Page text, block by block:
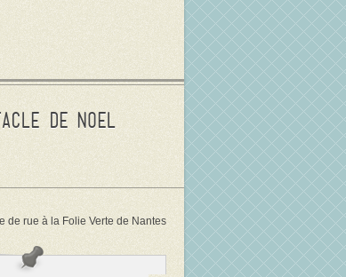
de Noel
de rue à la Folie Verte de Nantes